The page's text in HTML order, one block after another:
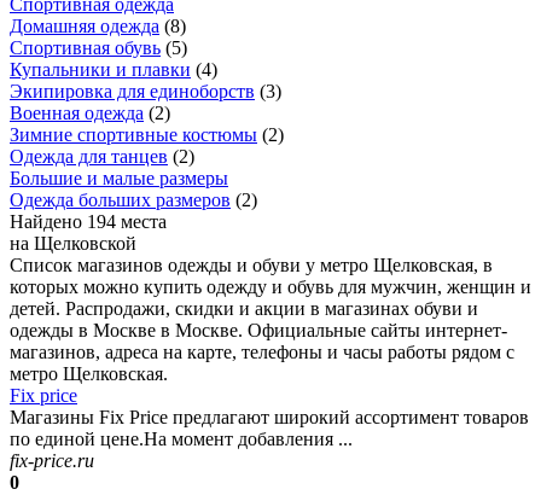
Спортивная одежда
Домашняя одежда (8)
Спортивная обувь (5)
Купальники и плавки (4)
Экипировка для единоборств (3)
Военная одежда (2)
Зимние спортивные костюмы (2)
Одежда для танцев (2)
Большие и малые размеры
Одежда больших размеров (2)
Найдено 194 места
на Щелковской
Список магазинов одежды и обуви у метро Щелковская, в
которых можно купить одежду и обувь для мужчин, женщин и
детей. Распродажи, скидки и акции в магазинах обуви и
одежды в Москве в Москве. Официальные сайты интернет-
магазинов, адреса на карте, телефоны и часы работы рядом с
метро Щелковская.
Fix price
Магазины Fix Price предлагают широкий ассортимент товаров
по единой цене.На момент добавления ...
fix-price.ru
0